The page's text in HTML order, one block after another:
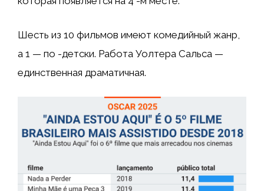
Шесть из 10 фильмов имеют комедийный жанр,
а 1 — по -детски. Работа Уолтера Сальса —
единственная драматичная.